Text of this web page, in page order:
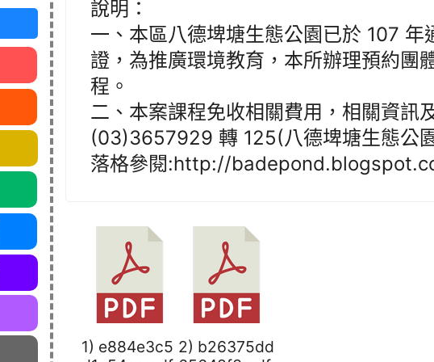
說明：
一、本區八德埤塘生態公園已於 107 年
證，為推廣環境教育，本所辦理預約團
程。
二、本案課程免收相關費用，相關資訊
(03)3657929 轉 125(八德埤塘生態公
落格參閱:http://
1) e884e3c5 2) b26375dd